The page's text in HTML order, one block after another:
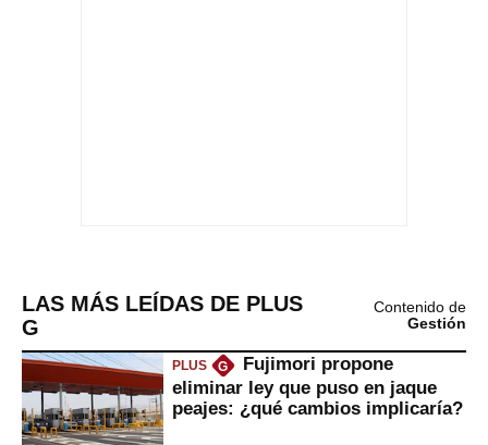
LAS MÁS LEÍDAS DE PLUS
G
Contenido de
Gestión
PLUS G
Fujimori propone
eliminar ley que puso en jaque
peajes: ¿qué cambios implicaría?